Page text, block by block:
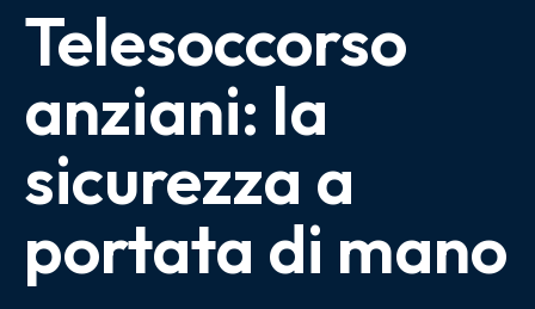
Telesoccorso
anziani: la
sicurezza a
portata di mano